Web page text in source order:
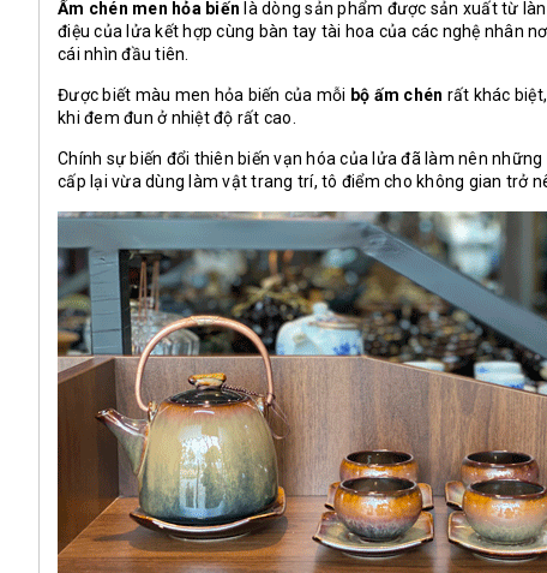
Ấm chén men hỏa biến là dòng sản phẩm được sản xuất từ
điệu của lửa kết hợp cùng bàn tay tài hoa của các nghệ nhân
cái nhìn đầu tiên.
Được biết màu men hỏa biến của mỗi bộ ấm chén rất khác
khi đem đun ở nhiệt độ rất cao.
Chính sự biến đổi thiên biến vạn hóa của lửa đã làm nên
cấp lại vừa dùng làm vật trang trí, tô điểm cho không gian trở